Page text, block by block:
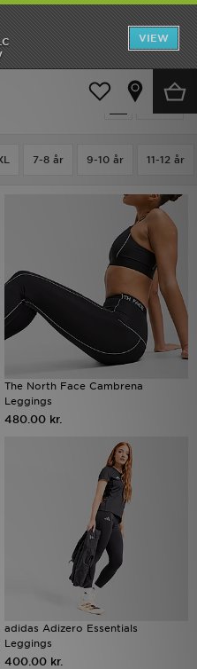
VIEW
7-8 år 9-10 år 11-12 år
The North Face Cambrena
Leggings
480.00 kr.
adidas Adizero Essentials
Leggings
400.00 kr.